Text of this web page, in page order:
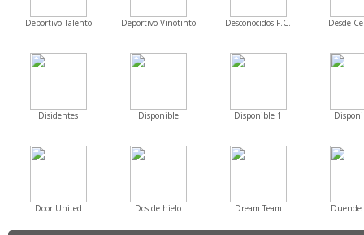
Deportivo Talento Deportivo Vinotinto Desconocidos F.C. Desde
Disidentes Disponible Disponible 1
Door United Dos de hielo Dream Team Duende